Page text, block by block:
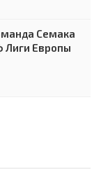
Семака
Лиги Европы